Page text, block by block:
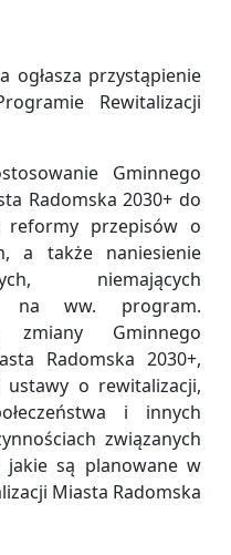
ogłasza przystąpienie
Rewitalizacji
Gminnego
Radomska 2030+ do
reformy przepisów o
a także naniesienie
niemających
na ww. program.
zmiany Gminnego
Radomska 2030+,
o rewitalizacji,
i innych
związanych
jakie są planowane w
Miasta Radomska